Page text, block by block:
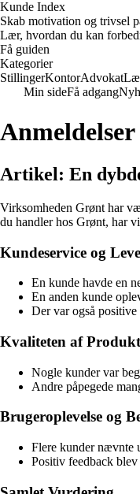
Kunde Index
Skab motivation og trivsel
Lær, hvordan du kan
Få guiden
Kategorier
StillingerKontorAdvokat
Min sideFå adgang
Artikel: En
Virksomheden Grønt har
du handler hos Grønt, har
Kundeservice og
En kunde havde en
En anden kunde
Der var også
Kvaliteten af
Nogle kunder var
Andre påpegede
Brugeroplevelse og
Flere kunder nævnte
Positiv feedback